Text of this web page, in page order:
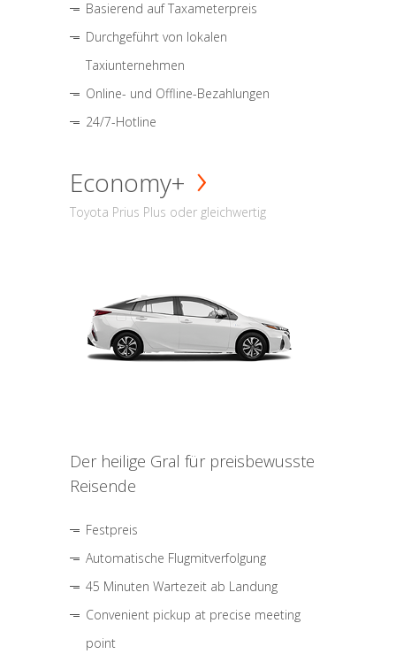
Basierend auf Taxameterpreis
Durchgeführt von lokalen
Taxiunternehmen
Online- und Offline-Bezahlungen
24/7-Hotline
Economy+
Toyota Prius Plus oder gleichwertig
Der heilige Gral für preisbewusste
Reisende
Festpreis
Automatische Flugmitverfolgung
45 Minuten Wartezeit ab Landung
Convenient pickup at precise meeting
point